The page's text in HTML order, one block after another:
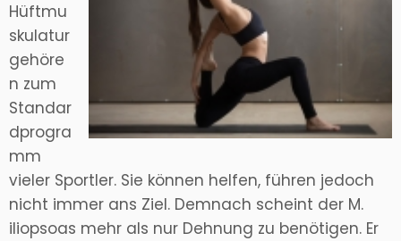
Hüftmu
skulatur
gehöre
n zum
Standar
dprogra
mm
vieler Sportler. Sie können helfen, führen jedoch
nicht immer ans Ziel. Demnach scheint der M.
iliopsoas mehr als nur Dehnung zu benötigen. Er